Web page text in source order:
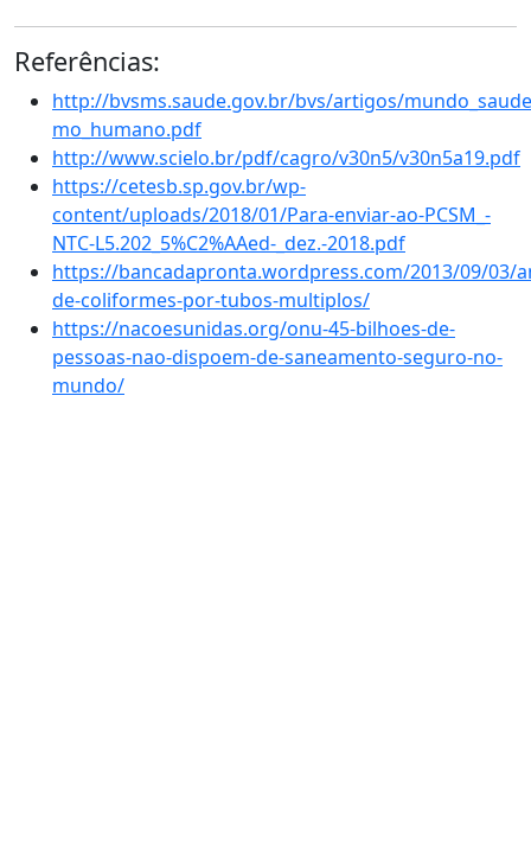
Referências:
http://bvsms.saude.gov.br/bvs/artigos/
mo_humano.pdf
http://www.scielo.br/pdf/cagro/v30n5/v30n5a19.pdf
https://cetesb.sp.gov.br/wp-
content/uploads/2018/01/Para-enviar-ao-PCSM_-
NTC-L5.202_5%C2%AAed-_dez.-2018.pdf
https://bancadapronta.wordpress.com/2013/09/03/
de-coliformes-por-tubos-multiplos/
https://nacoesunidas.org/onu-45-bilhoes-de-
pessoas-nao-dispoem-de-saneamento-seguro-no-
mundo/